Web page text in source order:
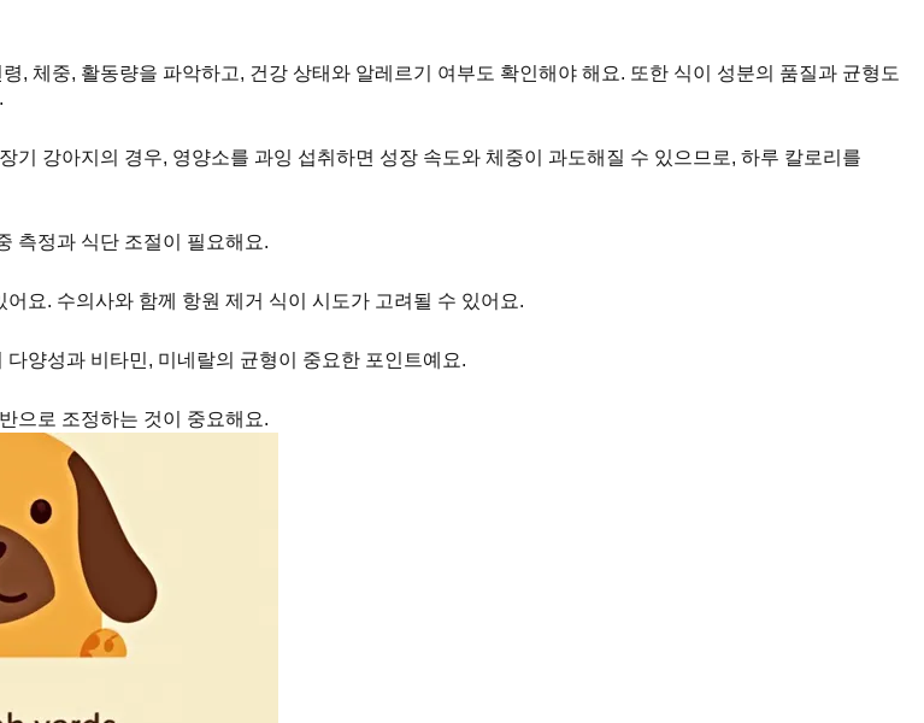
, 체중, 활동량을 파악하고, 건강 상태와 알레르기 여부도 확인해야 해요. 또한 식이 성분의 품질과 균형도
기 강아지의 경우, 영양소를 과잉 섭취하면 성장 속도와 체중이 과도해질 수 있으므로, 하루 칼로리를
측정과 식단 조절이 필요해요.
요. 수의사와 함께 항원 제거 식이 시도가 고려될 수 있어요.
양성과 비타민, 미네랄의 균형이 중요한 포인트예요.
으로 조정하는 것이 중요해요.